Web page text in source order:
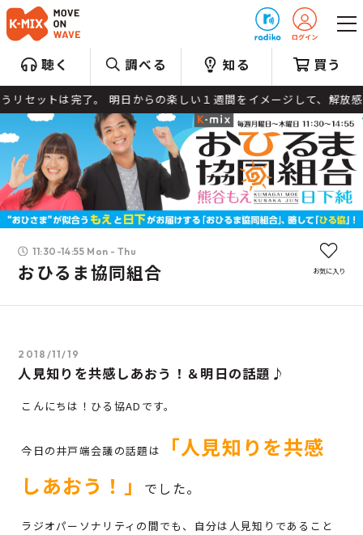
聴く 調べる 知る 買う
トは完了。 明日からの楽しい１週間をイメージして、解放感い
11:30-14:55 Mon - Thu
おひるま協同組合 お気に入り
2018/11/19
人見知りを共感しあおう！＆明日の話題♪
こんにちは！ひる協ADです。
今日の井戸端会議の話題は
「人見知りを共感
しあおう！」
でした。
ラジオパーソナリティの間でも、自分は人見知りであること